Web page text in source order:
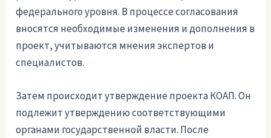
федерального уровня. В процессе согласования
вносятся необходимые изменения и дополнения в
проект, учитываются мнения экспертов и
специалистов.
Затем происходит утверждение проекта КОАП. Он
подлежит утверждению соответствующими
органами государственной власти. После